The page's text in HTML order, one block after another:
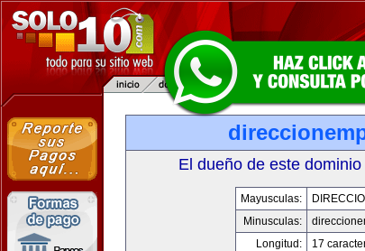
El dueño de este
Mayusculas:
Minusculas:
Longitud:
17